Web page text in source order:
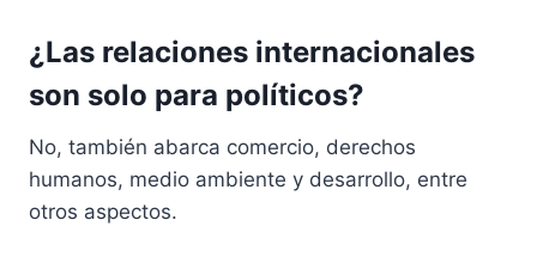
¿Las relaciones internacionales
son solo para políticos?
No, también abarca comercio, derechos
humanos, medio ambiente y desarrollo, entre
otros aspectos.